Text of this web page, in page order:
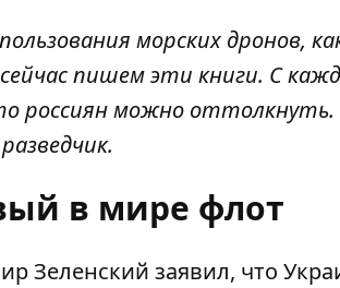
морских дронов,
пишем эти книги. С
россиян можно оттолкнуть.
в мире флот
Зеленский заявил, что